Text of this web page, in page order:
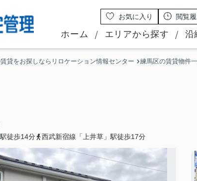
お気に入り 閲覧
ホーム エリアから探す 沿
貸をお探しならリロケーション情報センター 練馬区の賃貸物件
徒歩14分
西武新宿線「上井草」駅徒歩17分